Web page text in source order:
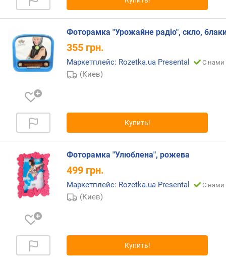
м
п
о
ф
и
т
у
(
A
-
Z
п
о
л
Фоторамка "Урожайне радіо", скло,
355 грн.
Маркетплейс: Rozetka.ua Presental С нами
(Киев)
Купить!
Фоторамка "Улюблена", рожева
499 грн.
Маркетплейс: Rozetka.ua Presental С нами
(Киев)
Купить!